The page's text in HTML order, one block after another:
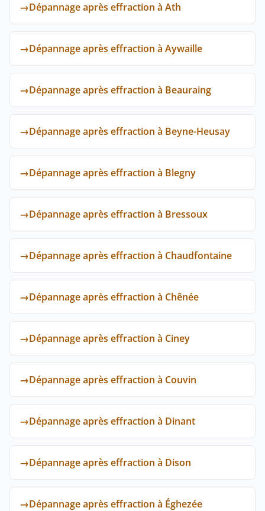
→Dépannage après effraction à Ath
→Dépannage après effraction à Aywaille
→Dépannage après effraction à Beauraing
→Dépannage après effraction à Beyne-Heusay
→Dépannage après effraction à Blegny
→Dépannage après effraction à Bressoux
→Dépannage après effraction à Chaudfontaine
→Dépannage après effraction à Chênée
→Dépannage après effraction à Ciney
→Dépannage après effraction à Couvin
→Dépannage après effraction à Dinant
→Dépannage après effraction à Dison
→Dépannage après effraction à Éghezée